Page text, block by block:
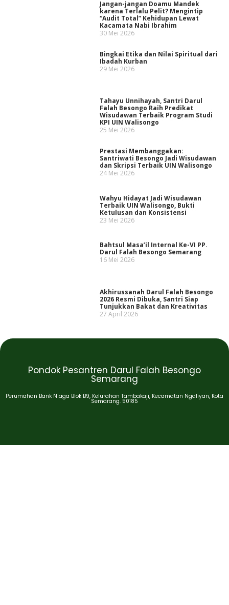
Jangan-jangan Doamu Mandek
karena Terlalu Pelit? Mengintip
“Audit Total” Kehidupan Lewat
Kacamata Nabi Ibrahim
30 Mei 2026
Bingkai Etika dan Nilai Spiritual dari
Ibadah Kurban
29 Mei 2026
Tahayu Unnihayah, Santri Darul
Falah Besongo Raih Predikat
Wisudawan Terbaik Program Studi
KPI UIN Walisongo
25 Mei 2026
Prestasi Membanggakan:
Santriwati Besongo Jadi Wisudawan
dan Skripsi Terbaik UIN Walisongo
24 Mei 2026
Wahyu Hidayat Jadi Wisudawan
Terbaik UIN Walisongo, Bukti
Ketulusan dan Konsistensi
23 Mei 2026
Bahtsul Masa’il Internal Ke-VI PP.
Darul Falah Besongo Semarang
16 Mei 2026
Akhirussanah Darul Falah Besongo
2026 Resmi Dibuka, Santri Siap
Tunjukkan Bakat dan Kreativitas
27 April 2026
Pondok Pesantren Darul Falah Besongo
Semarang
Perumahan Bank Niaga Blok B9, Kelurahan Tambakaji, Kecamatan Ngaliyan, Kota
Semarang. 50185